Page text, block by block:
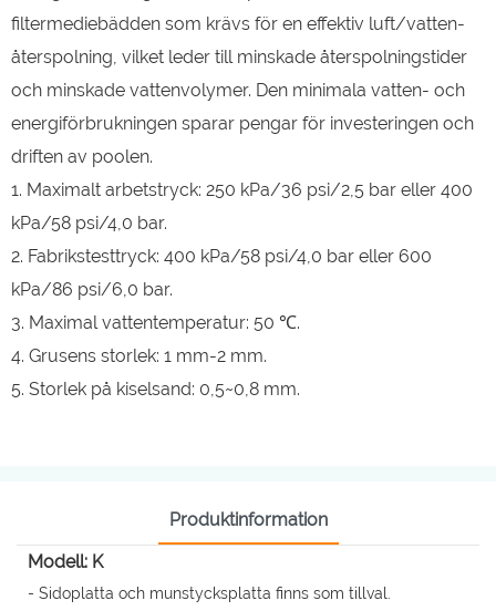
filtermediebädden som krävs för en effektiv luft/vatten-
återspolning, vilket leder till minskade återspolningstider
och minskade vattenvolymer. Den minimala vatten- och
energiförbrukningen sparar pengar för investeringen och
driften av poolen.
1. Maximalt arbetstryck: 250 kPa/36 psi/2,5 bar eller 400
kPa/58 psi/4,0 bar.
2. Fabrikstesttryck: 400 kPa/58 psi/4,0 bar eller 600
kPa/86 psi/6,0 bar.
3. Maximal vattentemperatur: 50 ℃.
4. Grusens storlek: 1 mm-2 mm.
5. Storlek på kiselsand: 0,5~0,8 mm.
Produktinformation
Modell: K
- Sidoplatta och munstycksplatta finns som tillval.